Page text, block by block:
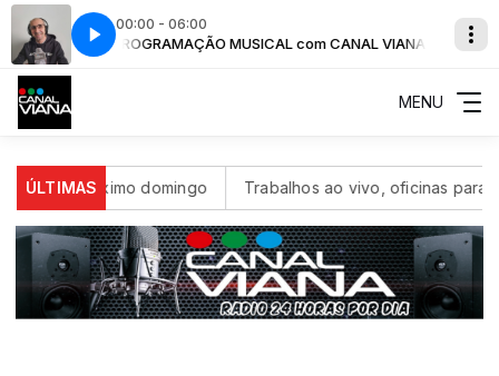
00:00 - 06:00
VIANA PROGRAMAÇÃO MUSICAL com CANAL VIANA
MENU
ÚLTIMAS
próximo domingo Trabalhos ao vivo, oficinas para os